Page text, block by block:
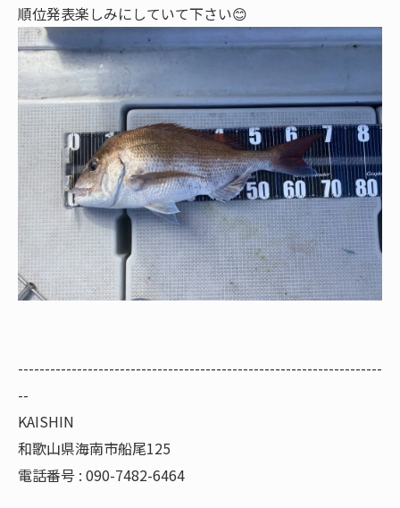
順位発表楽しみにしていて下さい😊
--------------------------------------------------------------------
--
KAISHIN
和歌山県海南市船尾125
電話番号 : 090-7482-6464